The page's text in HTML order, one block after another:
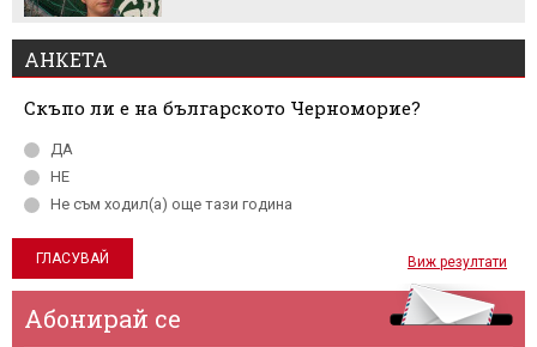
АНКЕТА
Скъпо ли е на българското Черноморие?
ДА
НЕ
Не съм ходил(а) още тази година
Виж резултати
Абонирай се